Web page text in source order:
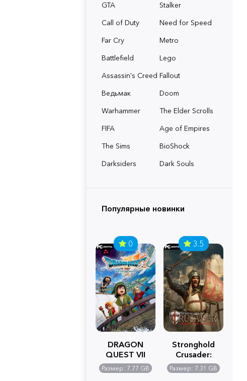
GTA
Stalker
Call of Duty
Need for Speed
Far Cry
Metro
Battlefield
Lego
Assassin's Creed Fallout
Ведьмак
Doom
Warhammer
The Elder Scrolls
FIFA
Age of Empires
The Sims
BioShock
Darksiders
Dark Souls
Популярные новинки
0
DRAGON
QUEST VII
Reimagined
Размер: 7.77 GB
3.5
Stronghold
Crusader:
Definitive
Edition
Размер: 7.31 GB